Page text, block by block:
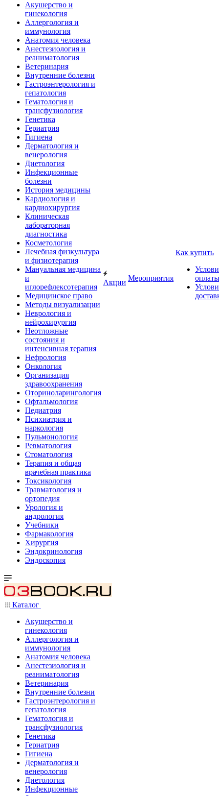
Акушерство и
гинекология
Аллергология и
иммунология
Анатомия человека
Анестезиология и
реаниматология
Ветеринария
Внутренние болезни
Гастроэнтерология и
гепатология
Гематология и
трансфузиология
Генетика
Гериатрия
Гигиена
Дерматология и
венерология
Диетология
Инфекционные
болезни
История медицины
Кардиология и
кардиохирургия
Клиническая
лабораторная
диагностика
Косметология
Лечебная физкультура
и физиотерапия
Мануальная медицина
и
иглорефлексотерапия
Медицинское право
Методы визуализации
Неврология и
нейрохирургия
Неотложные
состояния и
интенсивная терапия
Нефрология
Онкология
Организация
здравоохранения
Оториноларингология
Офтальмология
Педиатрия
Психиатрия и
наркология
Пульмонология
Ревматология
Стоматология
Терапия и общая
врачебная практика
Токсикология
Травматология и
ортопедия
Урология и
андрология
Учебники
Фармакология
Хирургия
Эндокринология
Эндоскопия
Акции
Мероприятия
Как купить
оплаты
Каталог
Акушерство и
гинекология
Аллергология и
иммунология
Анатомия человека
Анестезиология и
реаниматология
Ветеринария
Внутренние болезни
Гастроэнтерология и
гепатология
Гематология и
трансфузиология
Генетика
Гериатрия
Гигиена
Дерматология и
венерология
Диетология
Инфекционные